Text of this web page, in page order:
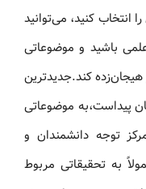
انتخاب کنید، می‌توانید
باشید و موضوعاتی
هیجان‌زده کند.جدیدترین
پیداست،به موضوعاتی
توجه دانشمندان و
به تحقیقاتی مربوط